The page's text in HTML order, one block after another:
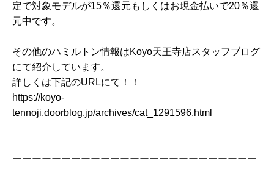
定で対象モデルが15％還元もしくはお現金払いで20％還
元中です。
その他のハミルトン情報はKoyo天王寺店スタッフブログ
にて紹介しています。
詳しくは下記のURLにて！！
https://koyo-
tennoji.doorblog.jp/archives/cat_1291596.html
ーーーーーーーーーーーーーーーーーーーーーーーーー